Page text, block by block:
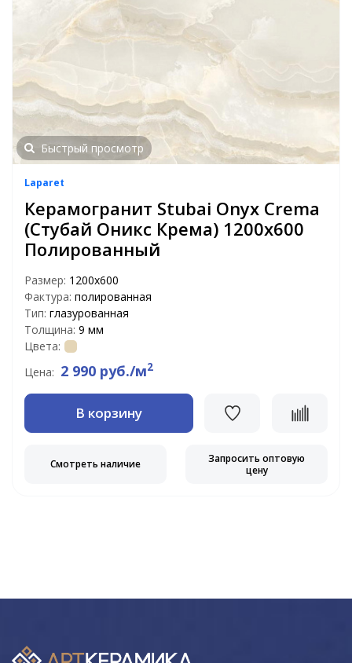
Быстрый просмотр
Laparet
Керамогранит Stubai Onyx Crema
(Стубай Оникс Крема) 1200х600
Полированный
Размер: 1200x600
Фактура: полированная
Тип: глазурованная
Толщина: 9 мм
Цвета:
Цена: 2 990 руб./м2
В корзину
Смотреть наличие
Запросить оптовую
цену